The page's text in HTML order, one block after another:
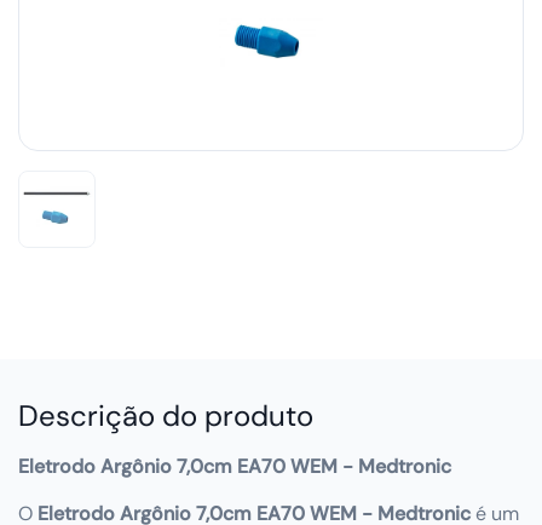
Descrição do produto
Eletrodo Argônio 7,0cm EA70 WEM - Medtronic
O Eletrodo Argônio 7,0cm EA70 WEM - Medtronicé um